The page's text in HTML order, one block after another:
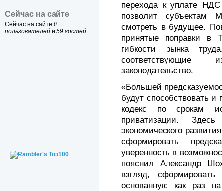
Сейчас на сайте
Сейчас на сайте 0
пользователей и 59 гостей.
перехода к уплате
позволит субъектам
смотреть в будущее.
принятые поправки в
гибкости рынка
соответствующие
законодательство.
«Большей
будут способствовать и
кодекс по срокам
приватизации.
экономического
сформировать
уверенность в
пояснил Александр
взгляд, сформировать
основанную как раз